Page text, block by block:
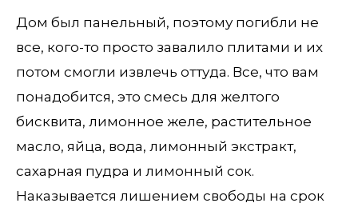
Дом был панельный, поэтому погибли не
все, кого-то просто завалило плитами и их
потом смогли извлечь оттуда. Все, что вам
понадобится, это смесь для желтого
бисквита, лимонное желе, растительное
масло, яйца, вода, лимонный экстракт,
сахарная пудра и лимонный сок.
Наказывается лишением свободы на срок